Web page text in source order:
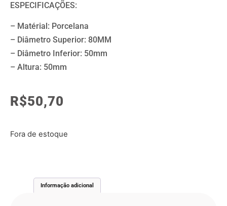
ESPECIFICAÇÕES:
– Matérial: Porcelana
– Diâmetro Superior: 80MM
– Diâmetro Inferior: 50mm
– Altura: 50mm
R$50,70
Fora de estoque
Informação adicional